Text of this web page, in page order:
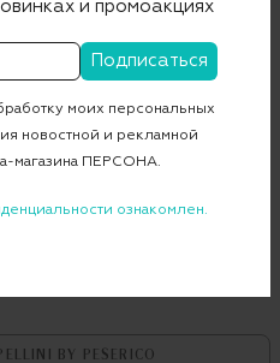
представителем
BY PESERICO
и промоакциях
моих персональных
новостной и рекламной
магазина ПЕРСОНА.
ознакомлен.